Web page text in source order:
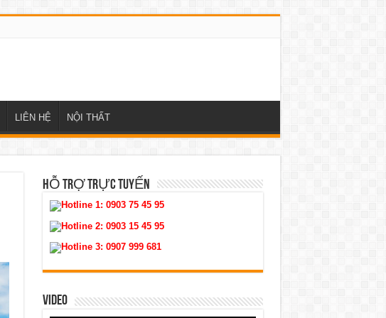
LIÊN HỆ NỘI THẤT
HỖ TRỢ TRỰC TUYẾN
Hotline 1: 0903 75 45 95
Hotline 2: 0903 15 45 95
Hotline 3: 0907 999 681
VIDEO